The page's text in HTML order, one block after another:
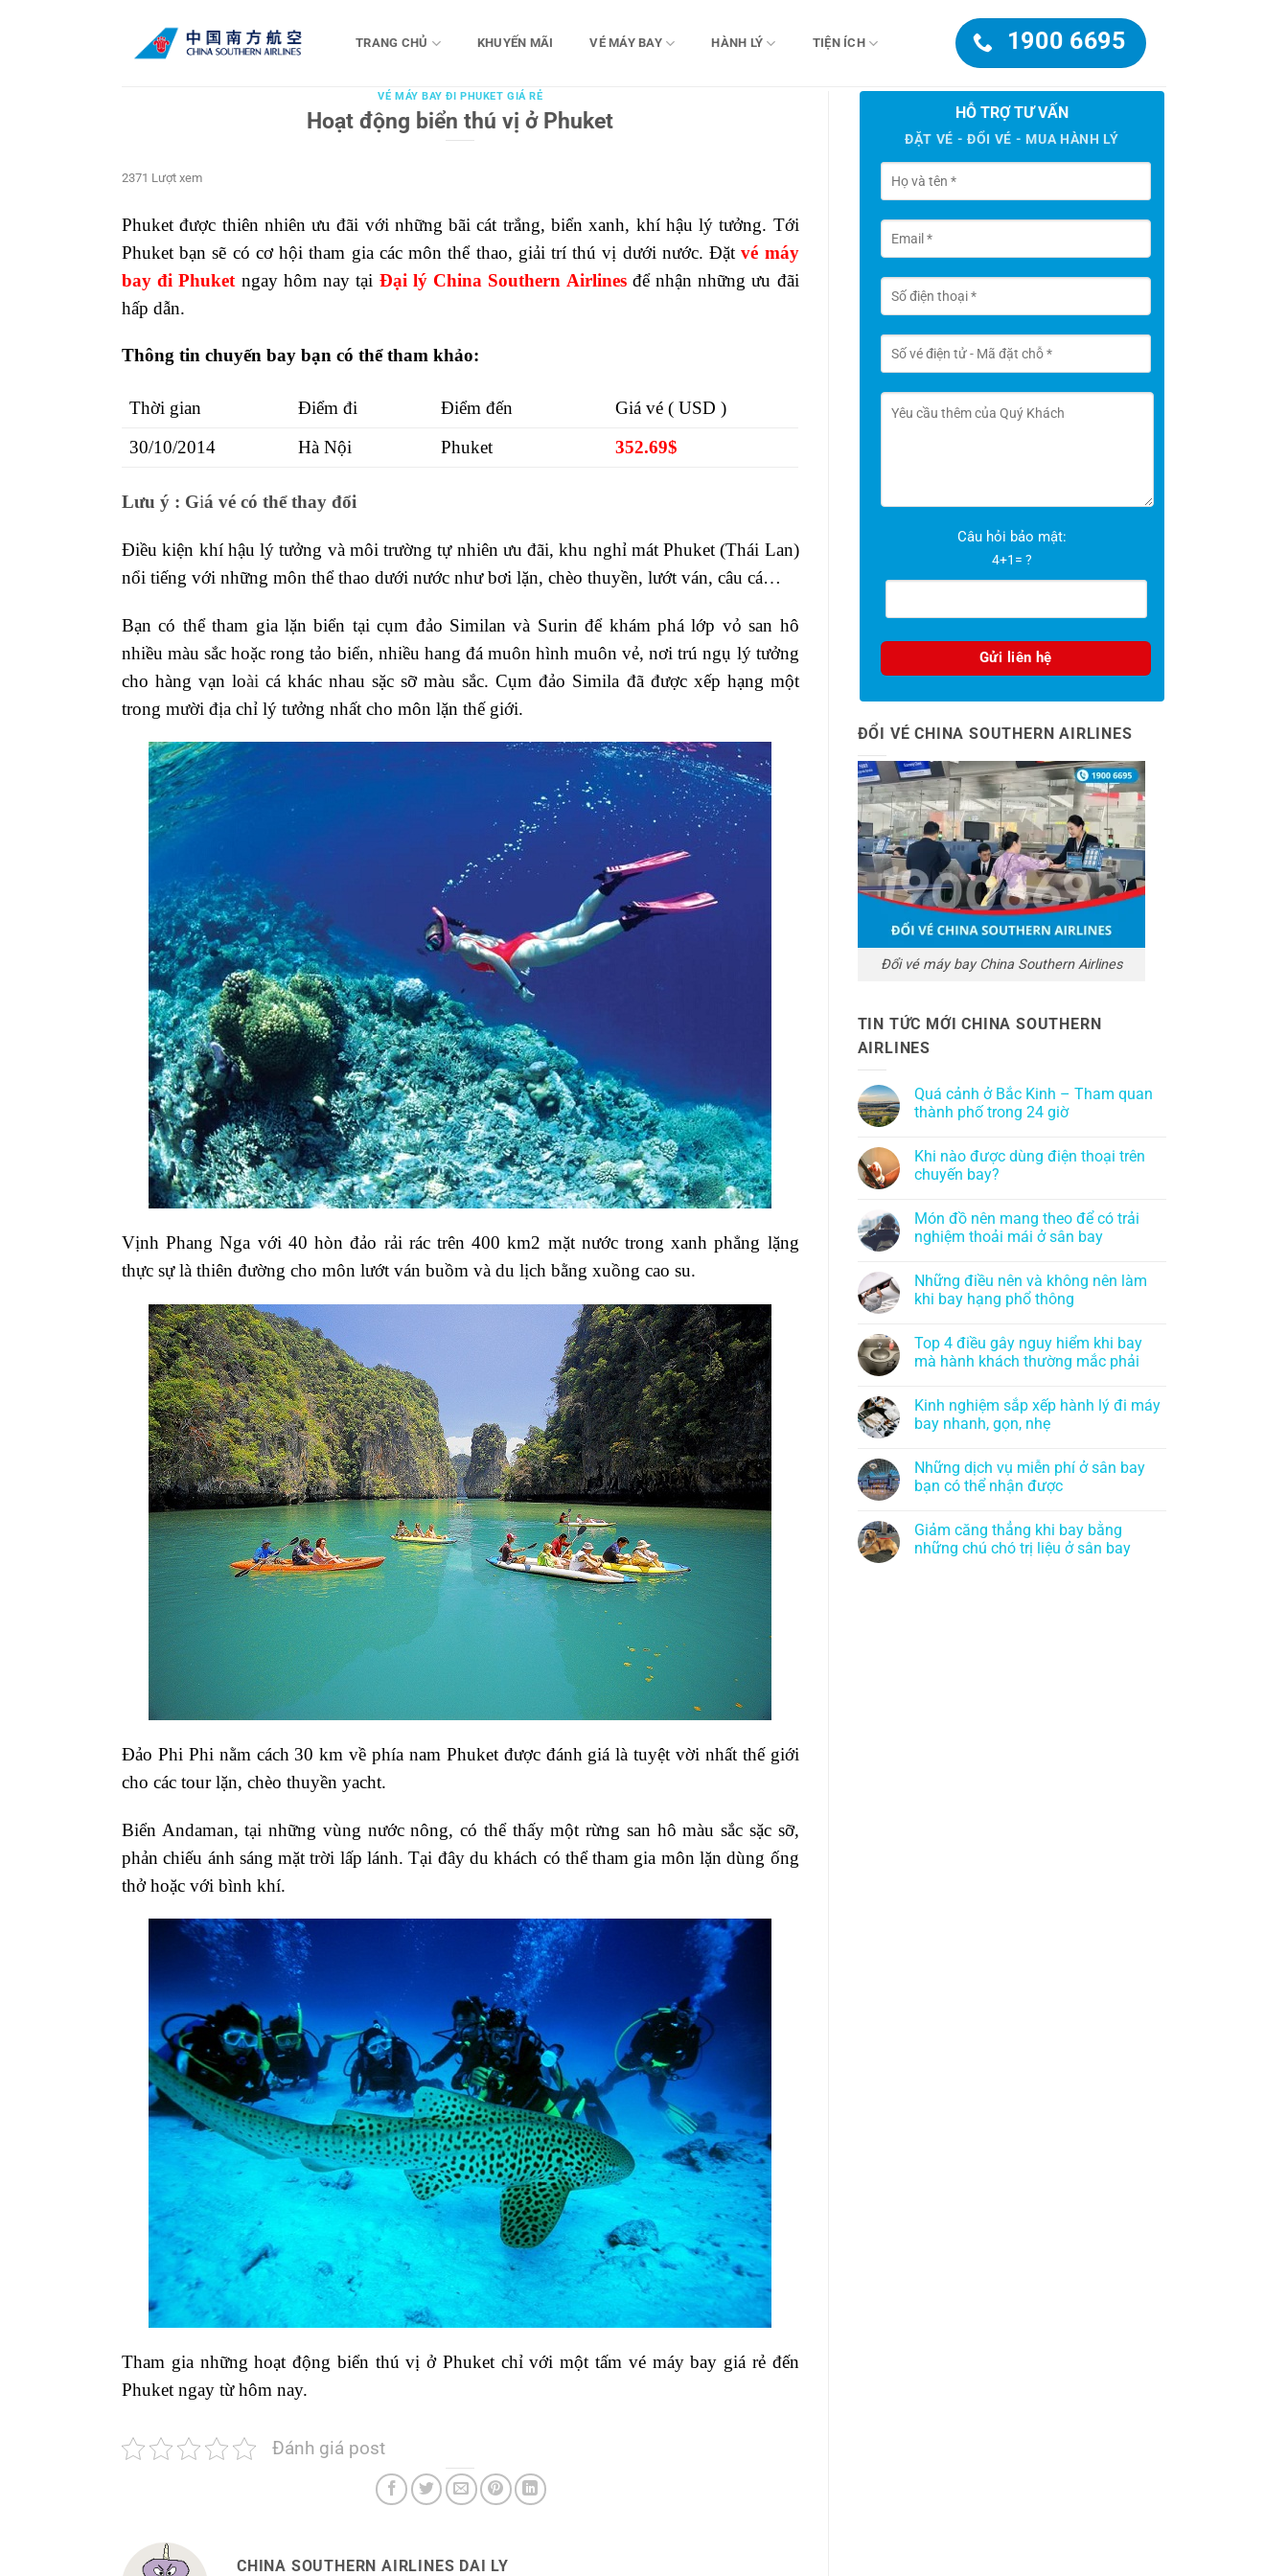
TRANG CHỦ KHUYẾN MÃI VÉ MÁY BAY HÀNH LÝ TIỆN ÍCH 1900 6695
VÉ MÁY BAY ĐI PHUKET GIÁ RẺ
Hoạt động biển thú vị ở Phuket
2371 Lượt xem
Phuket được thiên nhiên ưu đãi với những bãi cát trắng, biển xanh, khí hậu lý tưởng. Tới
Phuket bạn sẽ có cơ hội tham gia các môn thể thao, giải trí thú vị dưới nước. Đặt vé máy
bay đi Phuket ngay hôm nay tại Đại lý China Southern Airlines để nhận những ưu đãi
hấp dẫn.
Thông tin chuyến bay bạn có thể tham khảo:
Thời gian Điểm đi Điểm đến
Giá vé ( USD )
30/10/2014
Hà Nội Phuket 352.69$
Lưu ý : Giá vé có thể thay đổi
Điều kiện khí hậu lý tưởng và môi trường tự nhiên ưu đãi, khu nghỉ mát Phuket (Thái Lan)
nổi tiếng với những môn thể thao dưới nước như bơi lặn, chèo thuyền, lướt ván, câu cá…
Bạn có thể tham gia lặn biển tại cụm đảo Similan và Surin để khám phá lớp vỏ san hô
nhiều màu sắc hoặc rong tảo biển, nhiều hang đá muôn hình muôn vẻ, nơi trú ngụ lý tưởng
cho hàng vạn loàicá khác nhau sặc sỡ màu sắc. Cụm đảo Simila đã được xếp hạng một
trong mười địa chỉ lý tưởng nhất cho môn lặn thế giới.
Vịnh Phang Nga với 40 hòn đảo rải rác trên 400 km2 mặt nước trong xanh phẳng lặng
thực sự là thiên đường cho môn lướt ván buồm và du lịch bằng xuồng cao su.
Đảo Phi Phi nằm cách 30 km về phía nam Phuket được đánh giá là tuyệt vời nhất thế giới
cho các tour lặn, chèo thuyền yacht.
Biển Andaman, tại những vùng nước nông, có thể thấy một rừng san hô màu sắc sặc sỡ,
phản chiếu ánh sáng mặt trời lấp lánh. Tại đây du khách có thể tham gia môn lặn dùng ống
thở hoặc với bình khí.
Tham gia những hoạt động biển thú vị ở Phuket chỉ với một tấm vé máy bay giá rẻ đến
Phuket ngay từ hôm nay.
Đánh giá post
CHINA SOUTHERN AIRLINES DAI LY
HỖ TRỢ TƯ VẤN
ĐẶT VÉ - ĐỔI VÉ - MUA HÀNH LÝ
Câu hỏi bảo mật:
4+1= ?
ĐỔI VÉ CHINA SOUTHERN AIRLINES
Đổi vé máy bay China Southern Airlines
TIN TỨC MỚI CHINA SOUTHERN
AIRLINES
Quá cảnh ở Bắc Kinh – Tham quan
thành phố trong 24 giờ
Khi nào được dùng điện thoại trên
chuyến bay?
Món đồ nên mang theo để có trải
nghiệm thoải mái ở sân bay
Những điều nên và không nên làm
khi bay hạng phổ thông
Top 4 điều gây nguy hiểm khi bay
mà hành khách thường mắc phải
Kinh nghiệm sắp xếp hành lý đi máy
bay nhanh, gọn, nhẹ
Những dịch vụ miễn phí ở sân bay
bạn có thể nhận được
Giảm căng thẳng khi bay bằng
những chú chó trị liệu ở sân bay